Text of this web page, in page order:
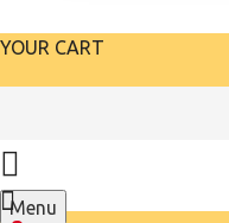
YOUR CART
Menu